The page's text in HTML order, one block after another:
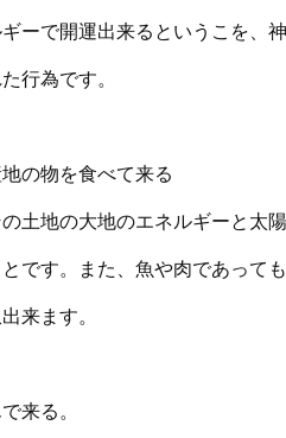
ーで開運出来るというこを、
行為です。
の物を食べて来る
土地の大地のエネルギーと太
です。また、魚や肉であって
来ます。
来る。